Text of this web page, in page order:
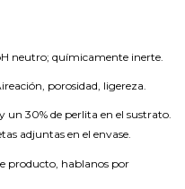
neutro; químicamente inerte.
porosidad, ligereza.
un 30% de perlita en el sustrato.
adjuntas en el envase.
producto, hablanos por